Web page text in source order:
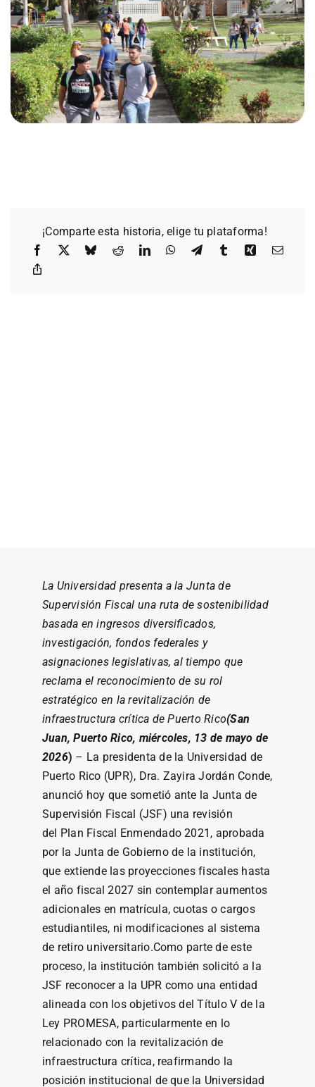
¡Comparte esta historia, elige tu plataforma!
La Universidad presenta a la Junta de
Supervisión Fiscal una ruta de sostenibilidad
basada en ingresos diversificados,
investigación, fondos federales y
asignaciones legislativas, al tiempo que
reclama el reconocimiento de su rol
estratégico en la revitalización de
infraestructura crítica de Puerto Rico(San
Juan, Puerto Rico, miércoles, 13 de mayo de
2026) – La presidenta de la Universidad de
Puerto Rico (UPR), Dra. Zayira Jordán Conde,
anunció hoy que sometió ante la Junta de
Supervisión Fiscal (JSF) una revisión
del Plan Fiscal Enmendado 2021, aprobada
por la Junta de Gobierno de la institución,
que extiende las proyecciones fiscales hasta
el año fiscal 2027 sin contemplar aumentos
adicionales en matrícula, cuotas o cargos
estudiantiles, ni modificaciones al sistema
de retiro universitario.Como parte de este
proceso, la institución también solicitó a la
JSF reconocer a la UPR como una entidad
alineada con los objetivos del Título V de la
Ley PROMESA, particularmente en lo
relacionado con la revitalización de
infraestructura crítica, reafirmando la
posición institucional de que la Universidad